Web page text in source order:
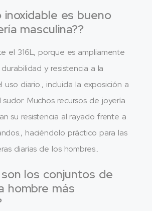
inoxidable es bueno
masculina??
el 316L, porque es ampliamente
y resistencia a la
uso diario., incluida la exposición a
Muchos recursos de joyería
su resistencia al rayado frente a
haciéndolo práctico para las
diarias de los hombres..
los conjuntos de
hombre más